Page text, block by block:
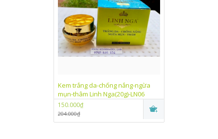
Kem trắng da-chống nắng-ngừa
mụn-thâm Linh Nga(20g)-LN06
150.000₫
204.000₫